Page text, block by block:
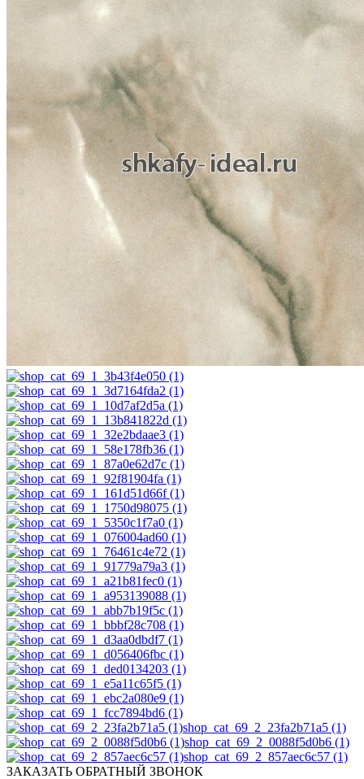
shop_cat_69_2_23fa2b71a5 (1)
shop_cat_69_2_0088f5d0b6 (1)
shop_cat_69_2_857aec6c57 (1)
ЗАКАЗАТЬ ОБРАТНЫЙ ЗВОНОК